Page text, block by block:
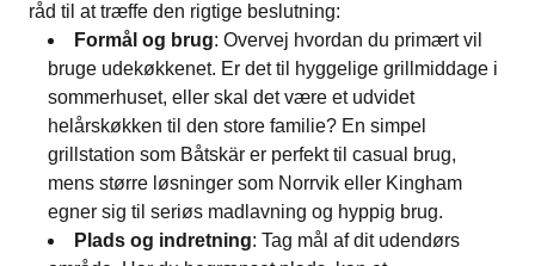
råd til at træffe den rigtige beslutning:
Formål og brug: Overvej hvordan du primært vil
bruge udekøkkenet. Er det til hyggelige grillmiddage i
sommerhuset, eller skal det være et udvidet
helårskøkken til den store familie? En simpel
grillstation som Båtskär er perfekt til casual brug,
mens større løsninger som Norrvik eller Kingham
egner sig til seriøs madlavning og hyppig brug.
Plads og indretning: Tag mål af dit udendørs